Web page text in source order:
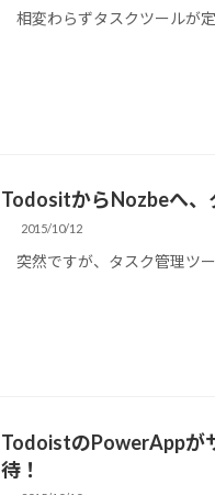
相変わらずタスクツールが定
TodositからNozbeへ、
2015/10/12
突然ですが、タスク管理ツ
TodoistのPowerAppが
待！